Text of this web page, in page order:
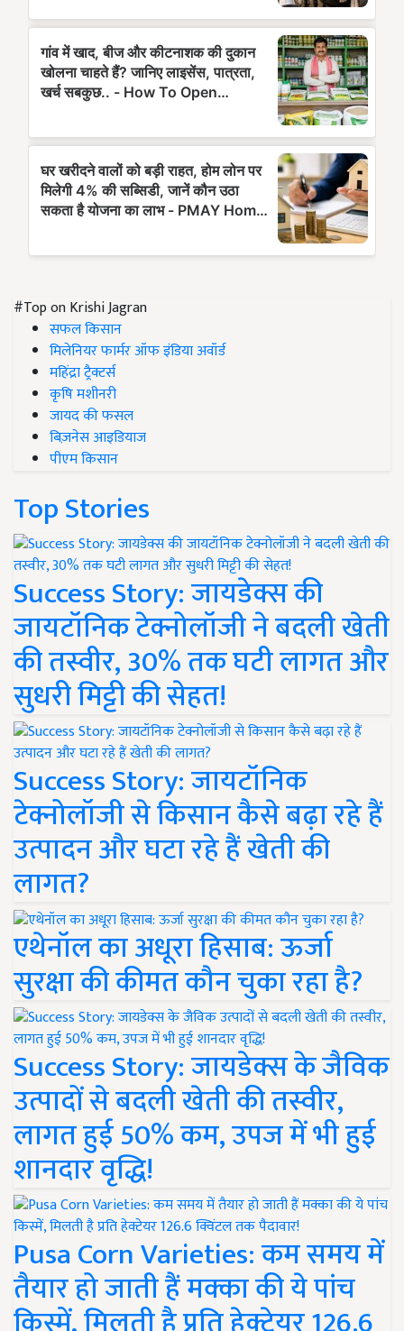
#Top on Krishi Jagran
सफल किसान
मिलेनियर फार्मर ऑफ इंडिया अवॉर्ड
महिंद्रा ट्रैक्टर्स
कृषि मशीनरी
जायद की फसल
बिज़नेस आइडियाज
पीएम किसान
Top Stories
Success Story: जायडेक्स की
जायटॉनिक टेक्नोलॉजी ने बदली खेती
की तस्वीर, 30% तक घटी लागत और
सुधरी मिट्टी की सेहत!
Success Story: जायटॉनिक
टेक्नोलॉजी से किसान कैसे बढ़ा रहे हैं
उत्पादन और घटा रहे हैं खेती की
लागत?
एथेनॉल का अधूरा हिसाब: ऊर्जा
सुरक्षा की कीमत कौन चुका रहा है?
Success Story: जायडेक्स के जैविक
उत्पादों से बदली खेती की तस्वीर,
लागत हुई 50% कम, उपज में भी हुई
शानदार वृद्धि!
Pusa Corn Varieties: कम समय में
तैयार हो जाती हैं मक्का की ये पांच